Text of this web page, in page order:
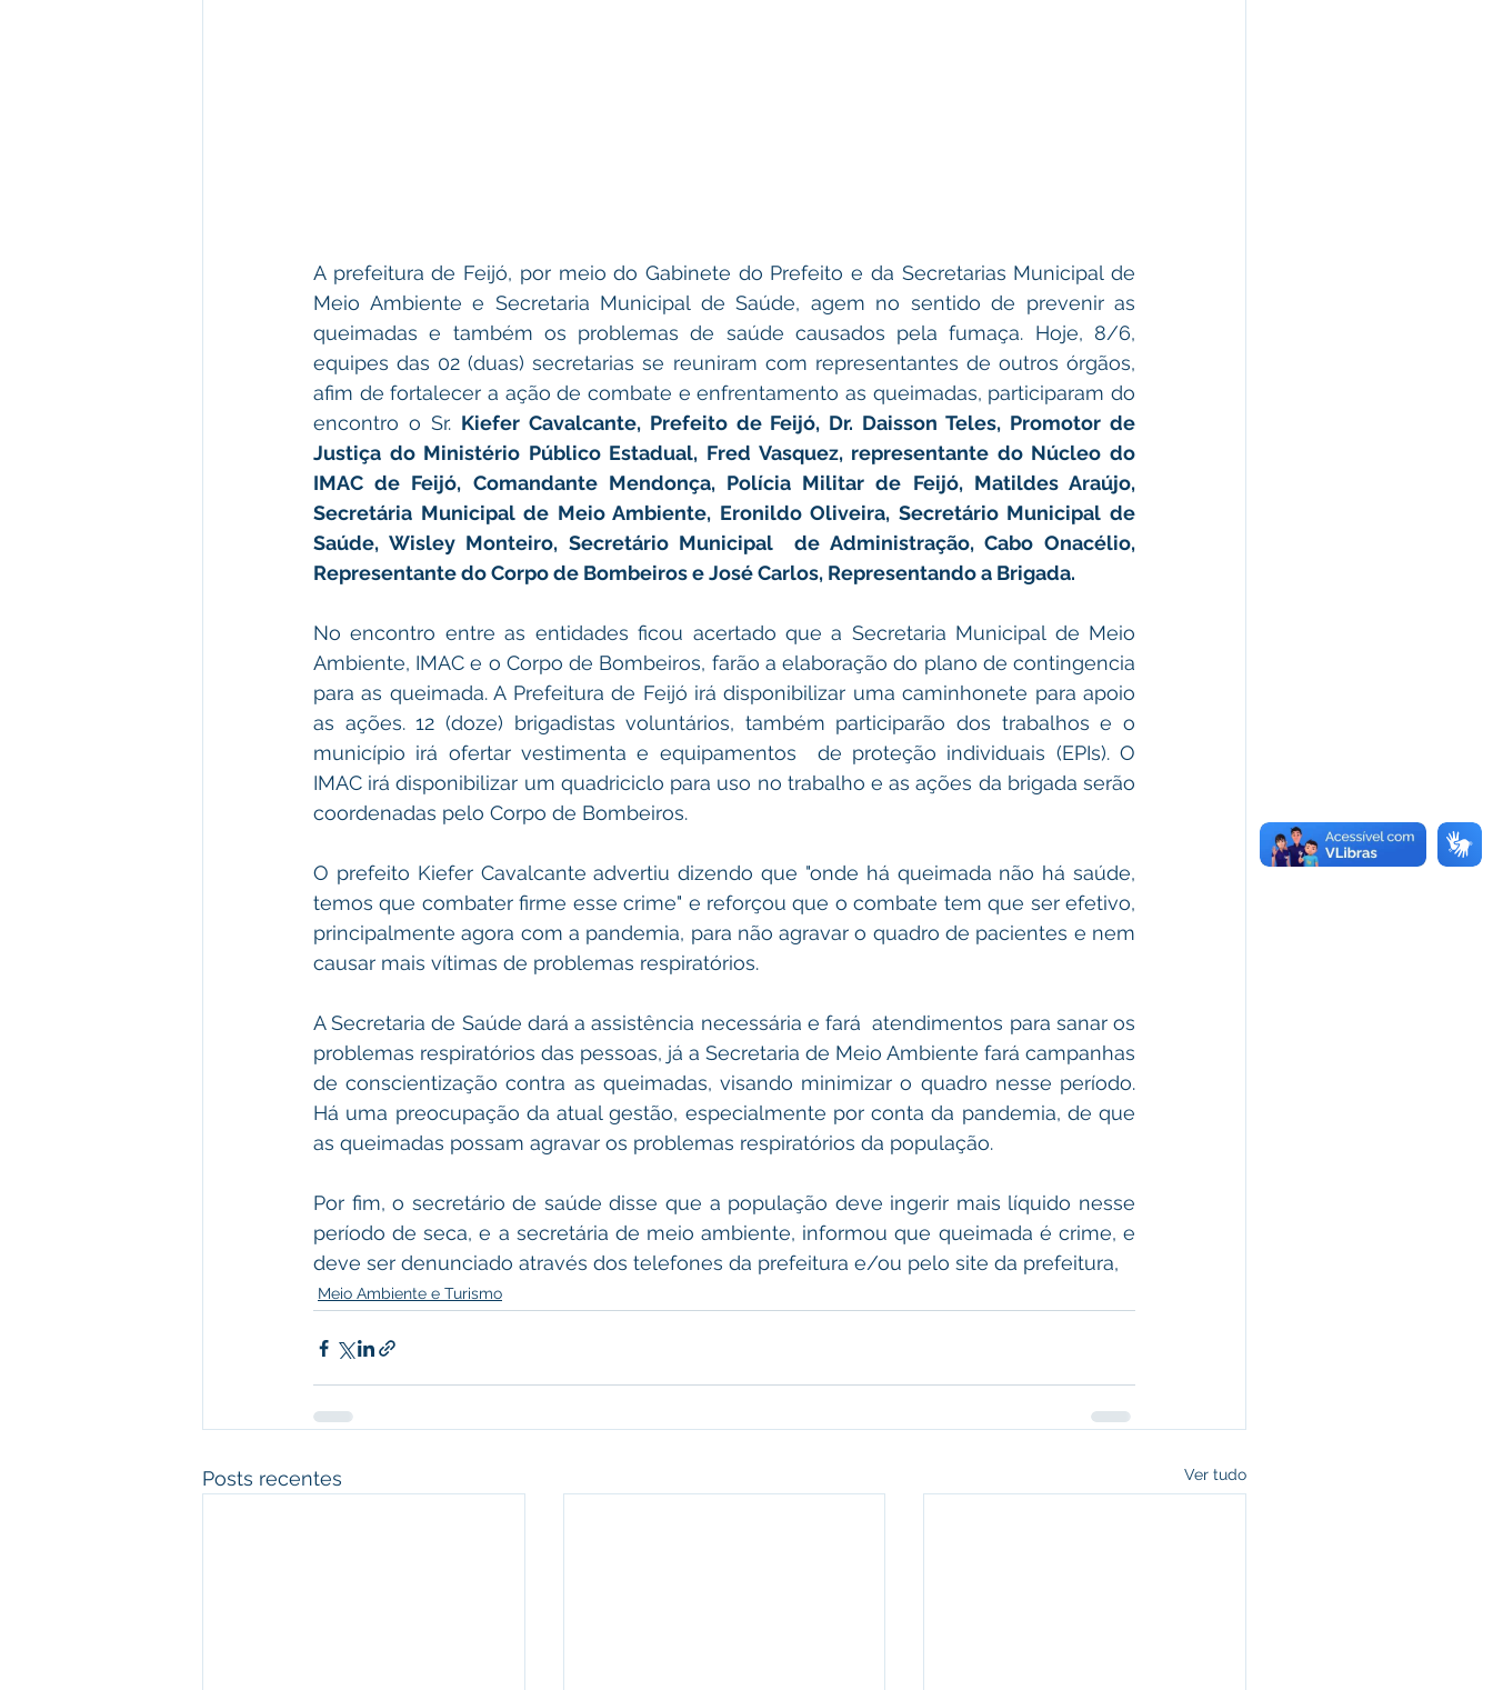
A prefeitura de Feijó, por meio do Gabinete do Prefeito e da Secretarias Municipal de
Meio Ambiente e Secretaria Municipal de Saúde, agem no sentido de prevenir as
queimadas e também os problemas de saúde causados pela fumaça. Hoje, 8/6,
equipes das 02 (duas) secretarias se reuniram com representantes de outros órgãos,
afim de fortalecer a ação de combate e enfrentamento as queimadas, participaram do
encontro o Sr. Kiefer Cavalcante, Prefeito de Feijó, Dr. Daisson Teles, Promotor de
Justiça do Ministério Público Estadual, Fred Vasquez, representante do Núcleo do
IMAC de Feijó, Comandante Mendonça, Polícia Militar de Feijó, Matildes Araújo,
Secretária Municipal de Meio Ambiente, Eronildo Oliveira, Secretário Municipal de
Saúde, Wisley Monteiro, Secretário Municipal de Administração, Cabo Onacélio,
Representante do Corpo de Bombeiros e José Carlos, Representando a Brigada.
No encontro entre as entidades ficou acertado que a Secretaria Municipal de Meio
Ambiente, IMAC e o Corpo de Bombeiros, farão a elaboração do plano de contingencia
para as queimada. A Prefeitura de Feijó irá disponibilizar uma caminhonete para apoio
as ações. 12 (doze) brigadistas voluntários, também participarão dos trabalhos e o
município irá ofertar vestimenta e equipamentos  de proteção individuais (EPIs). O
IMAC irá disponibilizar um quadriciclo para uso no trabalho e as ações da brigada serão
coordenadas pelo Corpo de Bombeiros.
O prefeito Kiefer Cavalcante advertiu dizendo que "onde há queimada não há saúde,
temos que combater firme esse crime" e reforçou que o combate tem que ser efetivo,
principalmente agora com a pandemia, para não agravar o quadro de pacientes e nem
causar mais vítimas de problemas respiratórios.
A Secretaria de Saúde dará a assistência necessária e fará  atendimentos para sanar os
problemas respiratórios das pessoas, já a Secretaria de Meio Ambiente fará campanhas
de conscientização contra as queimadas, visando minimizar o quadro nesse período.
Há uma preocupação da atual gestão, especialmente por conta da pandemia, de que
as queimadas possam agravar os problemas respiratórios da população.
Por fim, o secretário de saúde disse que a população deve ingerir mais líquido nesse
período de seca, e a secretária de meio ambiente, informou que queimada é crime, e
deve ser denunciado através dos telefones da prefeitura e/ou pelo site da prefeitura,
Meio Ambiente e Turismo
Posts recentes Ver tudo